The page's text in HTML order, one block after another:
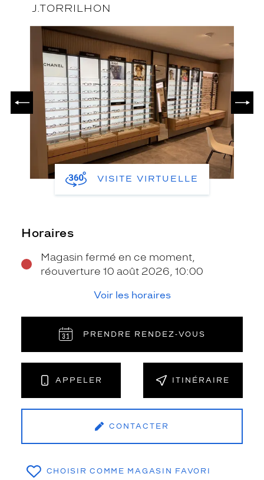
J.TORRILHON
PRÉCÉDENT
VISITE VIRTUELLE
Horaires
Magasin fermé en ce moment,
réouverture 10 août 2026, 10:00
Voir les horaires
PRENDRE RENDEZ‑VOUS
APPELER ITINÉRAIRE
CONTACTER
CHOISIR COMME MAGASIN FAVORI